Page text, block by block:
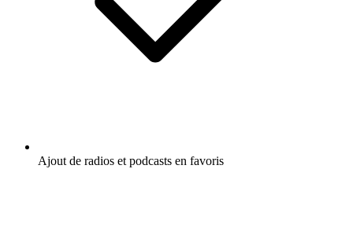
Ajout de radios et podcasts en favoris